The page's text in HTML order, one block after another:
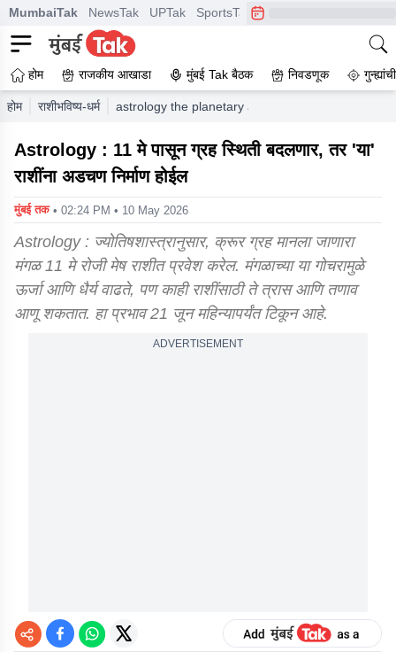
MumbaiTak NewsTak UPTak SportsTak CrimeTak
होम राजकीय आखाडा मुंबई Tak बैठक निवडणूक
होम राशीभविष्य-धर्म astrology the planetary alignment will change
Astrology : 11 मे पासून ग्रह स्थिती बदलणार, तर 'या'
राशींना अडचण निर्माण होईल
मुंबई तक • 02:24 PM • 10 May 2026
Astrology : ज्योतिषशास्त्रानुसार, क्रूर ग्रह मानला जाणारा
मंगळ 11 मे रोजी मेष राशीत प्रवेश करेल. मंगळाच्या या गोचरामुळे
ऊर्जा आणि धैर्य वाढते, पण काही राशींसाठी ते त्रास आणि तणाव
आणू शकतात. हा प्रभाव 21 जून महिन्यापर्यंत टिकून आहे.
ADVERTISEMENT